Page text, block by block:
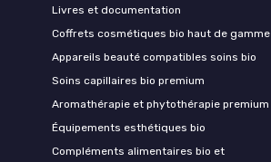
Livres et documentation
Coffrets cosmétiques bio haut de gamme
Appareils beauté compatibles soins bio
Soins capillaires bio premium
Aromathérapie et phytothérapie premium
Équipements esthétiques bio
Compléments alimentaires bio et